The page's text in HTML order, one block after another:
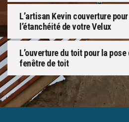
L’artisan Kevin couverture
l’étanchéité de votre Velux
L’ouverture du toit pour la pose
fenêtre de toit